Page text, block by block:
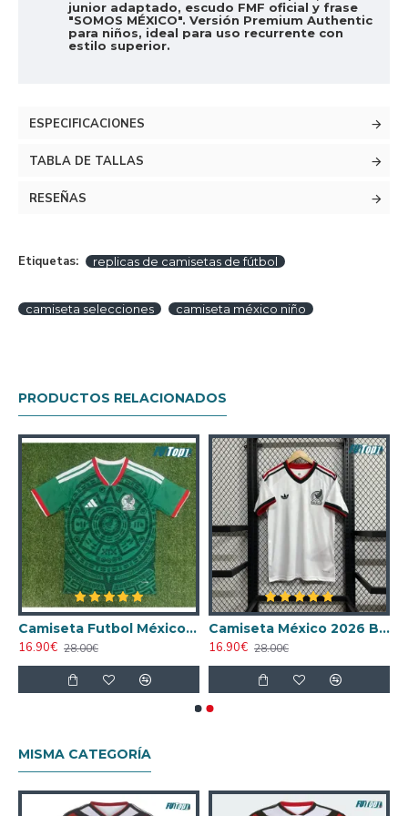
junior adaptado, escudo FMF oficial y frase
"SOMOS MÉXICO". Versión Premium Authentic
para niños, ideal para uso recurrente con
estilo superior.
ESPECIFICACIONES
TABLA DE TALLAS
RESEÑAS
Etiquetas: replicas de camisetas de fútbol
camiseta selecciones camiseta méxico niño
PRODUCTOS RELACIONADOS
Camiseta Futbol México Home Mundial 2026
16.90€ 28.00€
Camiseta México 2026 Blanco
16.90€ 28.00€
MISMA CATEGORÍA